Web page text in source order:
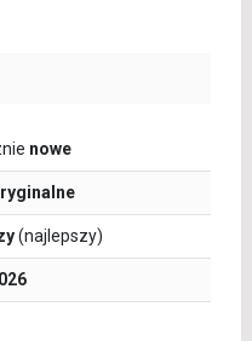
nowe
(najlepszy)